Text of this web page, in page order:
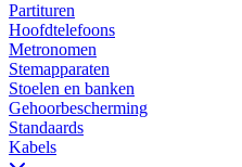
Partituren
Hoofdtelefoons
Metronomen
Stemapparaten
Stoelen en banken
Gehoorbescherming
Standaards
Kabels